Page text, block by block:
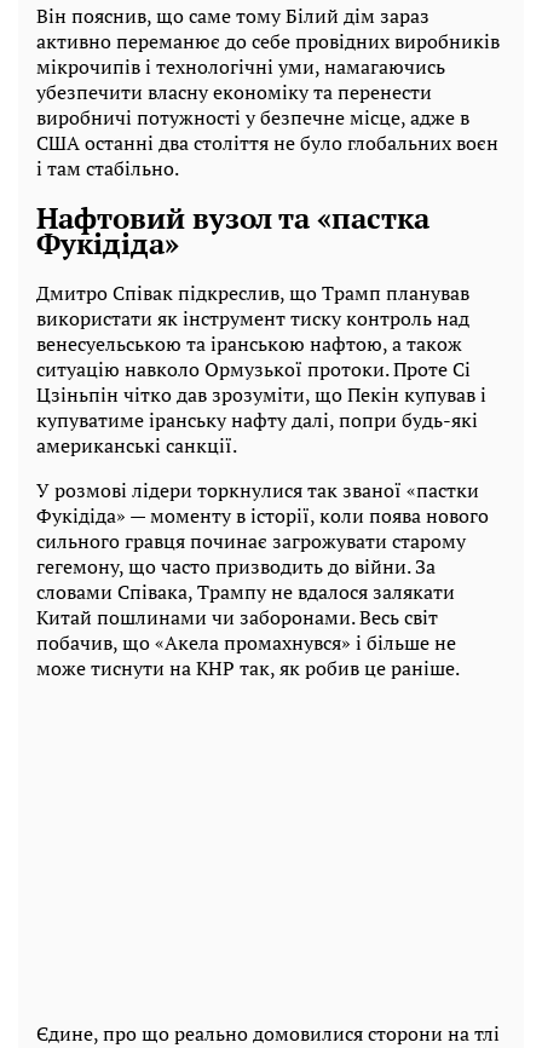
Він пояснив, що саме тому Білий дім зараз
активно переманює до себе провідних виробників
мікрочипів і технологічні уми, намагаючись
убезпечити власну економіку та перенести
виробничі потужності у безпечне місце, адже в
США останні два століття не було глобальних воєн
і там стабільно.
Нафтовий вузол та «пастка
Фукідіда»
Дмитро Співак підкреслив, що Трамп планував
використати як інструмент тиску контроль над
венесуельською та іранською нафтою, а також
ситуацію навколо Ормузької протоки. Проте Сі
Цзіньпін чітко дав зрозуміти, що Пекін купував і
купуватиме іранську нафту далі, попри будь-які
американські санкції.
У розмові лідери торкнулися так званої «пастки
Фукідіда» — моменту в історії, коли поява нового
сильного гравця починає загрожувати старому
гегемону, що часто призводить до війни. За
словами Співака, Трампу не вдалося залякати
Китай пошлинами чи заборонами. Весь світ
побачив, що «Акела промахнувся» і більше не
може тиснути на КНР так, як робив це раніше.
Єдине, про що реально домовилися сторони на тлі